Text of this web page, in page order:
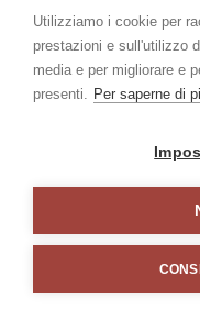
Utilizziamo i cookie per
prestazioni e sull'utilizzo
media e per migliorare e
presenti. Per saperne di